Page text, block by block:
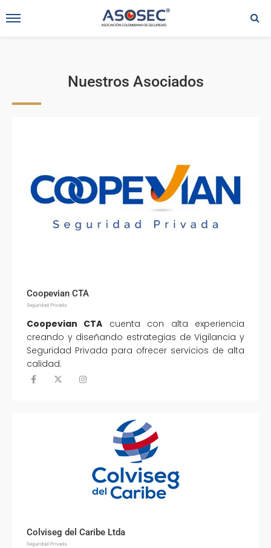
Nuestros Asociados
Coopevian CTA
Seguridad Privada
Coopevian CTA cuenta con alta experiencia
creando y diseñando estrategias de Vigilancia y
Seguridad Privada para ofrecer servicios de alta
calidad.
Colviseg del Caribe Ltda
Seguridad Privada